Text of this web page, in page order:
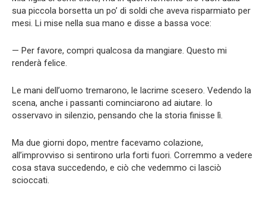
sua piccola borsetta un po’ di soldi che aveva risparmiato per
mesi. Li mise nella sua mano e disse a bassa voce:
— Per favore, compri qualcosa da mangiare. Questo mi
renderà felice.
Le mani dell’uomo tremarono, le lacrime scesero. Vedendo la
scena, anche i passanti cominciarono ad aiutare. Io
osservavo in silenzio, pensando che la storia finisse lì.
Ma due giorni dopo, mentre facevamo colazione,
all’improvviso si sentirono urla forti fuori. Corremmo a vedere
cosa stava succedendo, e ciò che vedemmo ci lasciò
scioccati.